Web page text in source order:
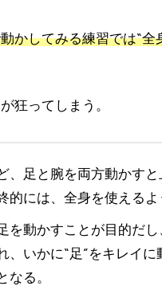
かしてみる練習では“
狂ってしまう。
、足と腕を両方動かす
的には、全身を使えるよ
を動かすことが目的だ
、いかに“足”をキレイ
る。